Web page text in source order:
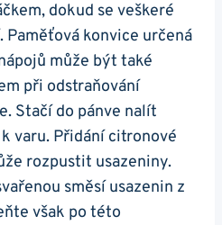
dokud ⁣se veškeré
Paměťová konvice ‌určená
může být také
při odstraňování
Stačí do pánve nalít‌
varu. Přidání ‍citronové‌
rozpustit usazeniny.
směsí usazenin‌ z
však‌ po⁢ této